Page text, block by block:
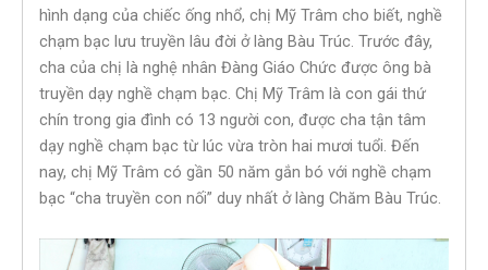
hình dạng của chiếc ống nhổ, chị Mỹ Trâm cho biết, nghề
chạm bạc lưu truyền lâu đời ở làng Bàu Trúc. Trước đây,
cha của chị là nghệ nhân Đàng Giáo Chức được ông bà
truyền dạy nghề chạm bạc. Chị Mỹ Trâm là con gái thứ
chín trong gia đình có 13 người con, được cha tận tâm
dạy nghề chạm bạc từ lúc vừa tròn hai mươi tuổi. Đến
nay, chị Mỹ Trâm có gần 50 năm gắn bó với nghề chạm
bạc “cha truyền con nối” duy nhất ở làng Chăm Bàu Trúc.